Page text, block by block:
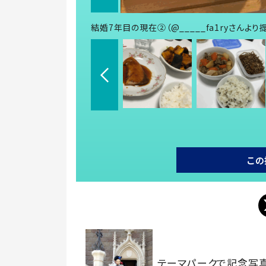
結婚7年目の現在②（@_____fa1ryさんより
こ
テーマパークで記念写